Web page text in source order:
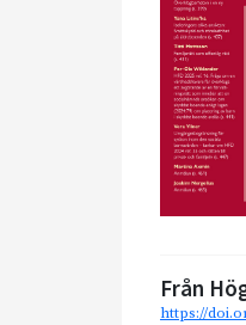
Från
https://